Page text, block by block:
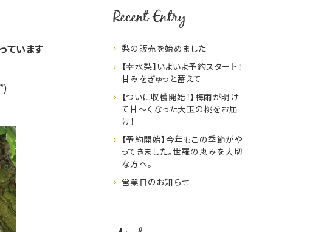
ています
梨の販売を始めました
【幸水梨】いよいよ予約スタート！
甘みをぎゅっと蓄えて
【ついに収穫開始！】梅雨が明け
て甘～くなった大玉の桃をお届
け！
【予約開始】今年もこの季節がや
ってきました。世羅の恵みを大切
な方へ。
営業日のお知らせ